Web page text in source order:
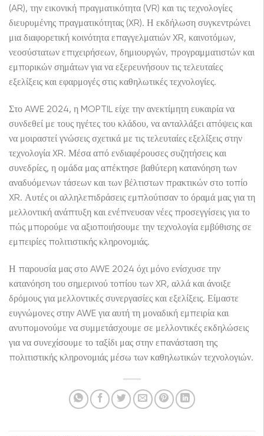
(AR), την εικονική πραγματικότητα (VR) και τις τεχνολογίες
διευρυμένης πραγματικότητας (XR). Η εκδήλωση συγκεντρώνει
μια διαφορετική κοινότητα επαγγελματιών XR, καινοτόμων,
νεοσύστατων επιχειρήσεων, δημιουργών, προγραμματιστών και
εμπορικών σημάτων για να εξερευνήσουν τις τελευταίες
εξελίξεις και εφαρμογές στις καθηλωτικές τεχνολογίες.
Στο AWE 2024, η MOPTIL είχε την ανεκτίμητη ευκαιρία να
συνδεθεί με τους ηγέτες του κλάδου, να ανταλλάξει απόψεις και
να μοιραστεί γνώσεις σχετικά με τις τελευταίες εξελίξεις στην
τεχνολογία XR. Μέσα από ενδιαφέρουσες συζητήσεις και
συνεδρίες, η ομάδα μας απέκτησε βαθύτερη κατανόηση των
αναδυόμενων τάσεων και των βέλτιστων πρακτικών στο τοπίο
XR. Αυτές οι αλληλεπιδράσεις εμπλούτισαν το όραμά μας για τη
μελλοντική ανάπτυξη και ενέπνευσαν νέες προσεγγίσεις για το
πώς μπορούμε να αξιοποιήσουμε την τεχνολογία εμβύθισης σε
εμπειρίες πολιτιστικής κληρονομιάς.
Η παρουσία μας στο AWE 2024 όχι μόνο ενίσχυσε την
κατανόηση του σημερινού τοπίου των XR, αλλά και άνοιξε
δρόμους για μελλοντικές συνεργασίες και εξελίξεις. Είμαστε
ευγνώμονες στην AWE για αυτή τη μοναδική εμπειρία και
ανυπομονούμε να συμμετάσχουμε σε μελλοντικές εκδηλώσεις
για να συνεχίσουμε το ταξίδι μας στην επανάσταση της
πολιτιστικής κληρονομιάς μέσω των καθηλωτικών τεχνολογιών.